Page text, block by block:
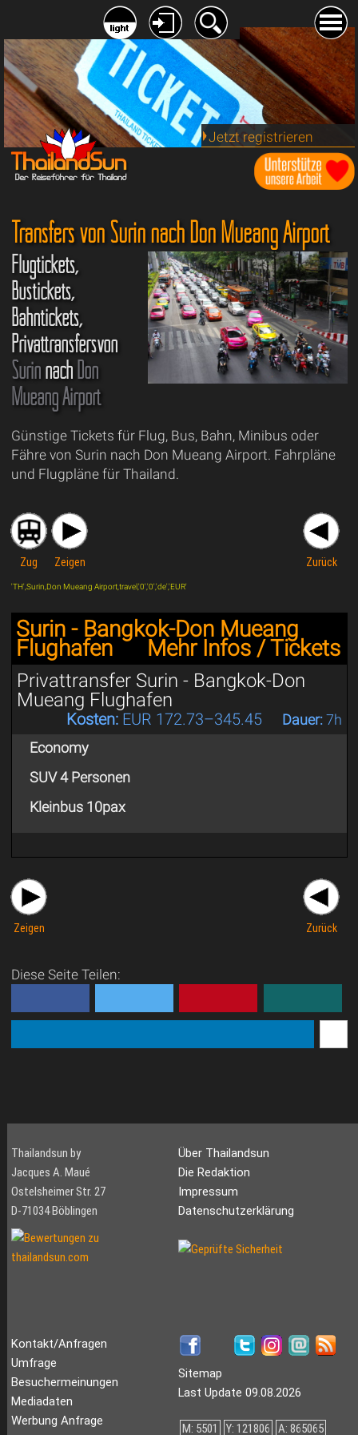
Jetzt registrieren
Transfers von Surin nach Don Mueang Airport
Flugtickets,
Bustickets,
Bahntickets,
Privattransfersvon
Surinnach Don
Mueang Airport
Günstige Tickets für Flug, Bus, Bahn, Minibus oder
Fähre von Surin nach Don Mueang Airport. Fahrpläne
und Flugpläne für Thailand.
Zug Zeigen Zurück
'TH',Surin,Don Mueang Airport,travel,'0','0','de','EUR'
Surin - Bangkok-Don Mueang
Flughafen Mehr Infos / Tickets
Privattransfer Surin - Bangkok-Don
Mueang Flughafen
Kosten:EUR 172.73–345.45 Dauer:7h
Economy
SUV 4 Personen
Kleinbus 10pax
Zeigen Zurück
Diese Seite Teilen:
Thailandsun by
Jacques A. Maué
Ostelsheimer Str. 27
D-71034 Böblingen
Über Thailandsun
Die Redaktion
Impressum
Datenschutzerklärung
Kontakt/Anfragen
Umfrage
Besuchermeinungen
Mediadaten
Werbung Anfrage
Sitemap
Last Update 09.08.2026
M: 5501 Y: 121806 A: 865065